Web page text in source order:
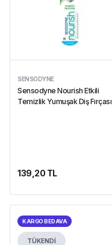
SENSODYNE
Sensodyne Nourish Etkili
Temizlik Yumuşak Diş Fırçası
139,20 TL
KARGO BEDAVA
TÜKENDİ